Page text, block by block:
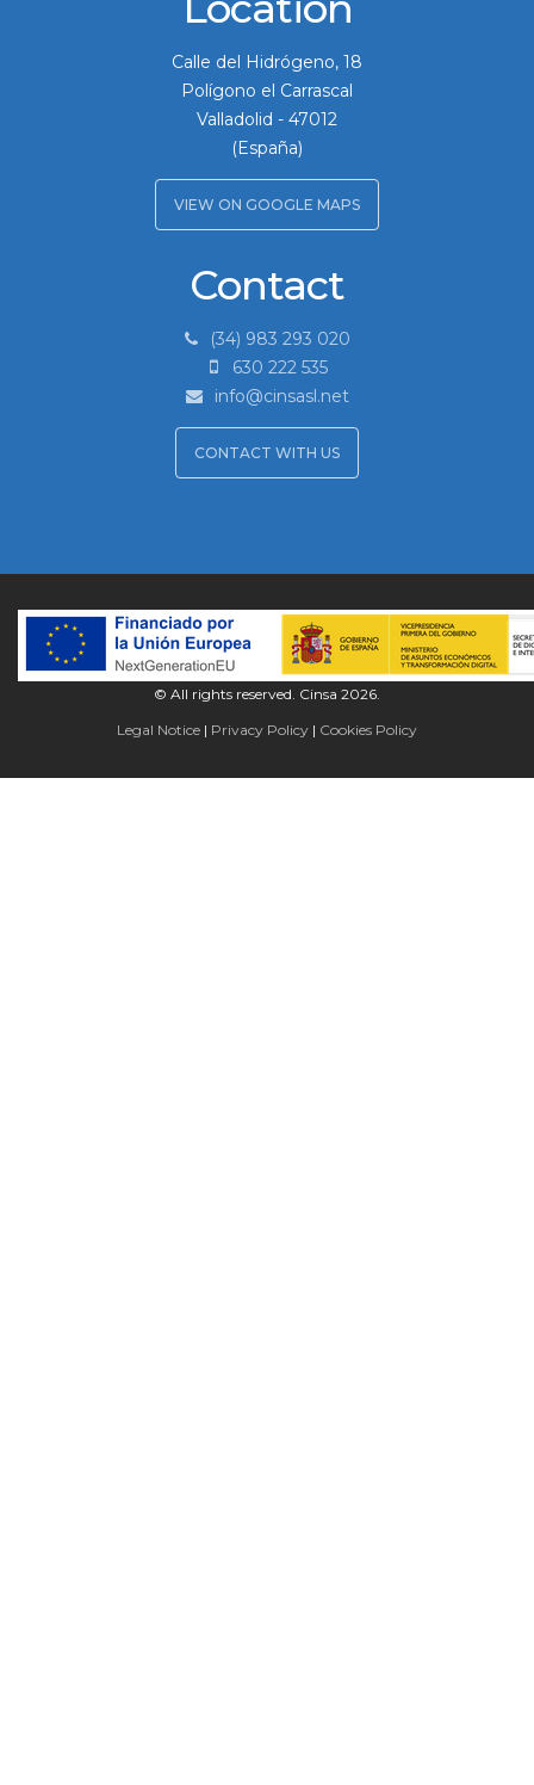
Calle del Hidrógeno, 18
Polígono el Carrascal
Valladolid - 47012
(España)
VIEW ON GOOGLE MAPS
Contact
(34) 983 293 020
630 222 535
info@cinsasl.net
CONTACT WITH US
© All rights reserved. Cinsa 2026.
Legal Notice
Privacy Policy Cookies Policy